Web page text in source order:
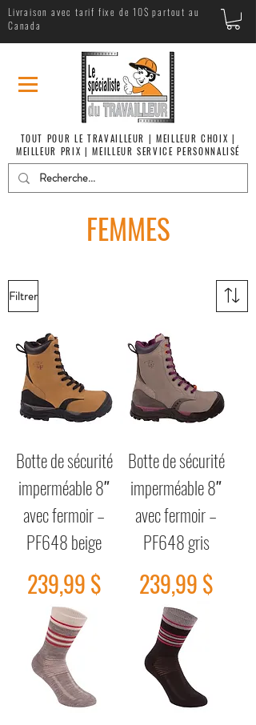
Livraison avec tarif fixe de 10$ partout au
Canada
TOUT POUR LE TRAVAILLEUR | MEILLEUR CHOIX |
MEILLEUR PRIX | MEILLEUR SERVICE PERSONNALISÉ
FEMMES
Filtrer
Botte de sécurité
imperméable 8″
avec fermoir –
PF648 beige
Prix
239,99 $
Botte de sécurité
imperméable 8″
avec fermoir –
PF648 gris
Prix
239,99 $